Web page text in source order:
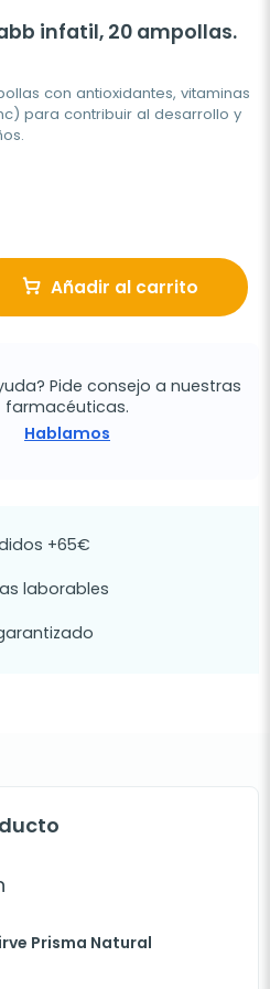
infatil, 20 ampollas.
con antioxidantes, vitaminas
para contribuir al desarrollo y
Añadir al carrito
Pide consejo a nuestras
farmacéuticas.
Hablamos
+65€
laborables
Prisma Natural